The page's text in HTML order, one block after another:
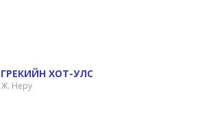
ГРЕКИЙН ХОТ-УЛС
Ж. Неру